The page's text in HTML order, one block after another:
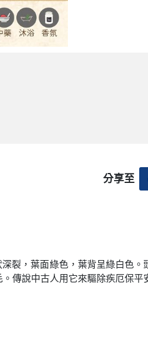
分享至
裂，葉面綠色，葉背呈綠白色。
傳說中古人用它來驅除疾厄保平